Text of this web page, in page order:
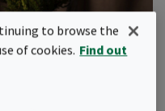
to browse the
of cookies. Find out